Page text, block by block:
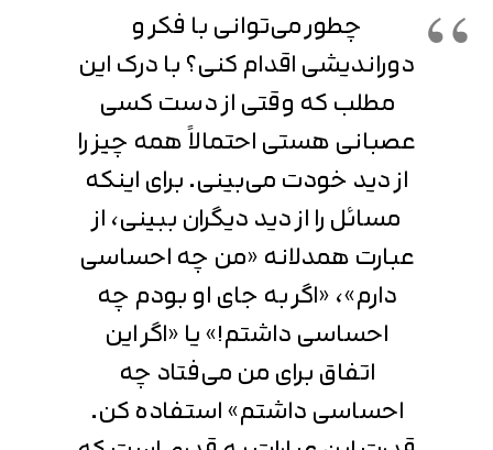
چطور می‌توانی با فکر و
دوراندیشی اقدام کنی؟ با درک این
مطلب که وقتی از دست کسی
عصبانی هستی احتمالاً همه چیز را
از دید خودت می‌بینی. برای اینکه
مسائل را از دید دیگران ببینی، از
عبارت همدلانه «من چه احساسی
دارم»، «اگر به جای او بودم چه
احساسی داشتم!» یا «اگر این
اتفاق برای من می‌فتاد چه
احساسی داشتم» استفاده کن.